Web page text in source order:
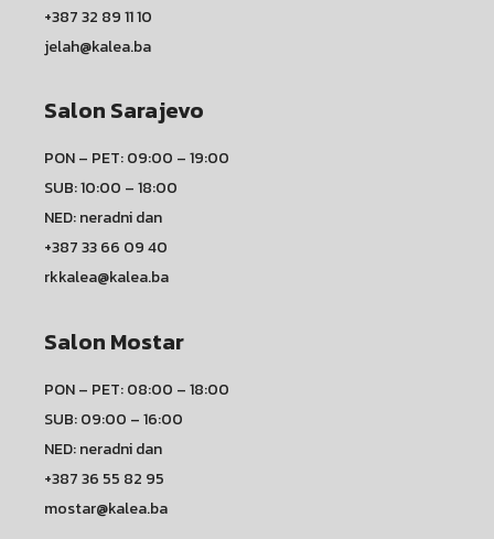
+387 32 89 11 10
jelah@kalea.ba
Salon Sarajevo
PON – PET: 09:00 – 19:00
SUB: 10:00 – 18:00
NED: neradni dan
+387 33 66 09 40
rkkalea@kalea.ba
Salon Mostar
PON – PET: 08:00 – 18:00
SUB: 09:00 – 16:00
NED: neradni dan
+387 36 55 82 95
mostar@kalea.ba